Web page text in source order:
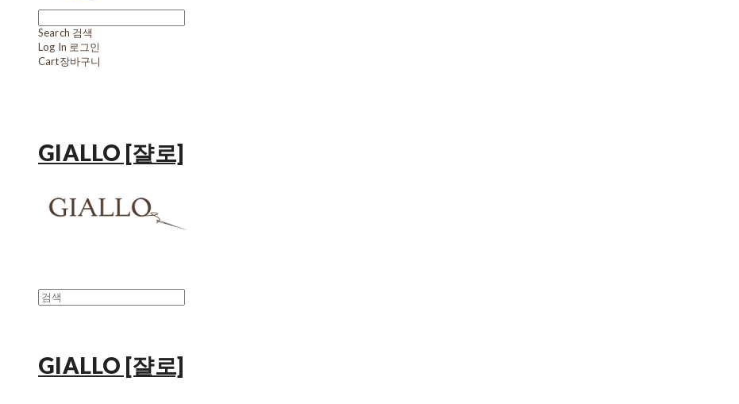
Search 검색
Log In 로그인
Cart장바구니
GIALLO [쟐로]
GIALLO [쟐로]